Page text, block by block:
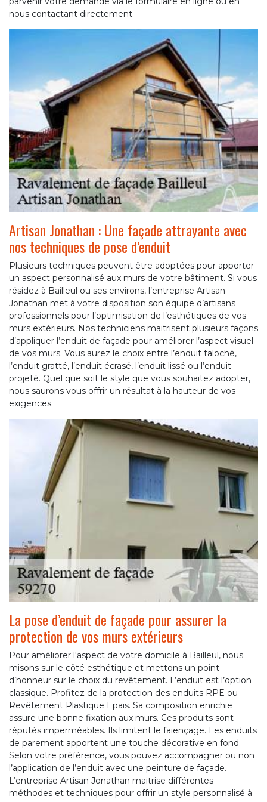
nous contactant directement.
Artisan Jonathan : Une façade attrayante avec
nos techniques de pose d’enduit
Plusieurs techniques peuvent être adoptées pour apporter
un aspect personnalisé aux murs de votre bâtiment. Si vous
résidez à Bailleul ou ses environs, l’entreprise Artisan
Jonathan met à votre disposition son équipe d’artisans
professionnels pour l’optimisation de l’esthétiques de vos
murs extérieurs. Nos techniciens maitrisent plusieurs façons
d’appliquer l’enduit de façade pour améliorer l’aspect visuel
de vos murs. Vous aurez le choix entre l’enduit taloché,
l’enduit gratté, l’enduit écrasé, l’enduit lissé ou l’enduit
projeté. Quel que soit le style que vous souhaitez adopter,
nous saurons vous offrir un résultat à la hauteur de vos
exigences.
La pose d’enduit de façade pour assurer la
protection de vos murs extérieurs
Pour améliorer l'aspect de votre domicile à Bailleul, nous
misons sur le côté esthétique et mettons un point
d’honneur sur le choix du revêtement. L’enduit est l’option
classique. Profitez de la protection des enduits RPE ou
Revêtement Plastique Epais. Sa composition enrichie
assure une bonne fixation aux murs. Ces produits sont
réputés imperméables. Ils limitent le faïençage. Les enduits
de parement apportent une touche décorative en fond.
Selon votre préférence, vous pouvez accompagner ou non
l’application de l’enduit avec une peinture de façade.
L’entreprise Artisan Jonathan maitrise différentes
méthodes et techniques pour offrir un style personnalisé à